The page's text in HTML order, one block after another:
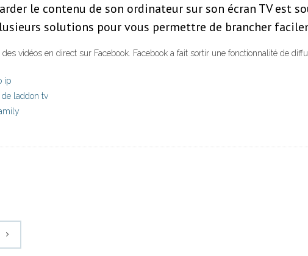
le contenu de son ordinateur sur son écran TV
solutions pour vous permettre de brancher
vidéos en direct sur Facebook. Facebook a fait sortir une fonctionnalité de
ip
laddon tv